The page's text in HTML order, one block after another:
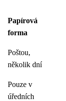
Papírová
forma
Poštou,
několik dní
Pouze v
úředních